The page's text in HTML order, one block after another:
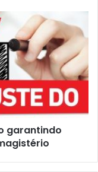
garantindo